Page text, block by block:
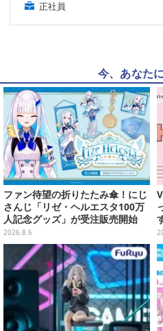
正社員
今、あなた
ファン待望の折りたたみ傘！にじ
さんじ「リゼ・ヘルエスタ100万
人記念グッズ」が受注販売開始
2026.8.6